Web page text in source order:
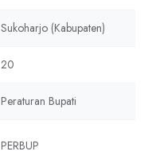
Sukoharjo (Kabupaten)
20
Peraturan Bupati
PERBUP